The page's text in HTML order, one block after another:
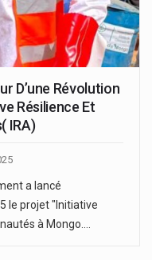
D’une Révolution
Résilience Et
IRA)
a lancé
le projet "Initiative
à Mongo.…